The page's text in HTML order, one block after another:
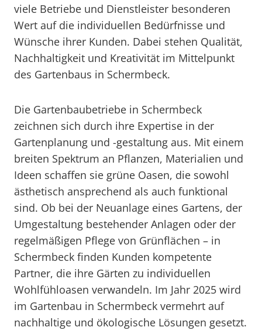
viele Betriebe und Dienstleister besonderen
Wert auf die individuellen Bedürfnisse und
Wünsche ihrer Kunden. Dabei stehen Qualität,
Nachhaltigkeit und Kreativität im Mittelpunkt
des Gartenbaus in Schermbeck.
Die Gartenbaubetriebe in Schermbeck
zeichnen sich durch ihre Expertise in der
Gartenplanung und -gestaltung aus. Mit einem
breiten Spektrum an Pflanzen, Materialien und
Ideen schaffen sie grüne Oasen, die sowohl
ästhetisch ansprechend als auch funktional
sind. Ob bei der Neuanlage eines Gartens, der
Umgestaltung bestehender Anlagen oder der
regelmäßigen Pflege von Grünflächen – in
Schermbeck finden Kunden kompetente
Partner, die ihre Gärten zu individuellen
Wohlfühloasen verwandeln. Im Jahr 2025 wird
im Gartenbau in Schermbeck vermehrt auf
nachhaltige und ökologische Lösungen gesetzt.